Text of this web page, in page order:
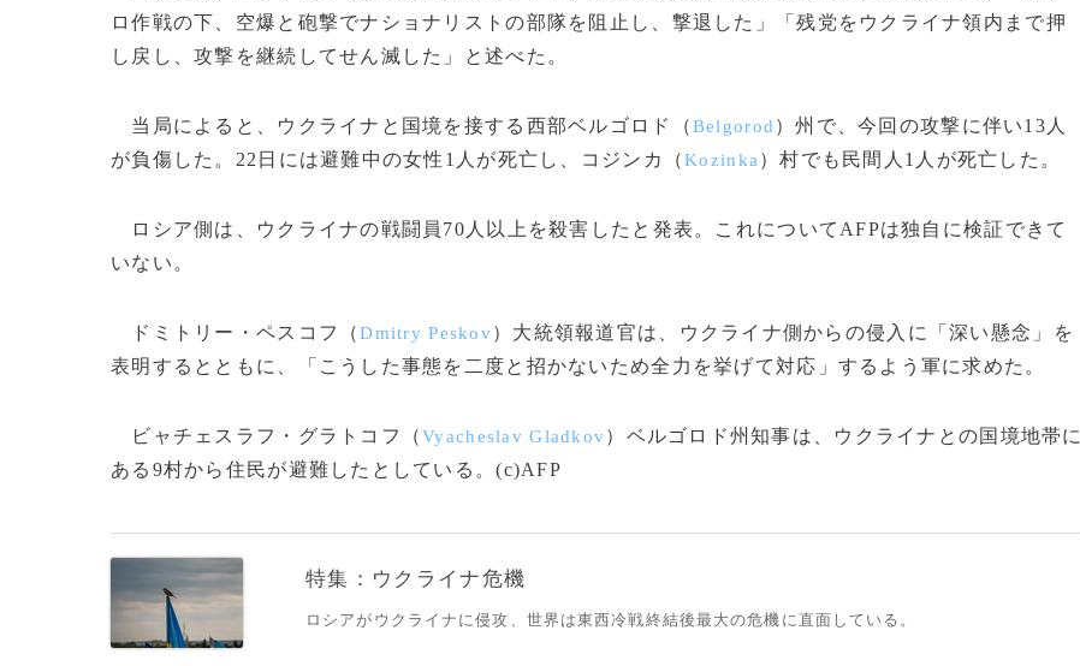
ロ作戦の下、空爆と砲撃でナショナリストの部隊を阻止し、撃退した」「残党をウクライナ領内まで押
し戻し、攻撃を継続してせん滅した」と述べた。
当局によると、ウクライナと国境を接する西部ベルゴロド（Belgorod ）州で、今回の攻撃に伴い13人
が負傷した。22日には避難中の女性1人が死亡し、コジンカ（Kozinka ）村でも民間人1人が死亡した。
ロシア側は、ウクライナの戦闘員70人以上を殺害したと発表。これについてAFPは独自に検証できて
いない。
ドミトリー・ペスコフ（Dmitry Peskov）大統領報道官は、ウクライナ側からの侵入に「深い懸念」を
表明するとともに、「こうした事態を二度と招かないため全力を挙げて対応」するよう軍に求めた。
ビャチェスラフ・グラトコフ（Vyacheslav Gladkov）ベルゴロド州知事は、ウクライナとの国境地帯に
ある9村から住民が避難したとしている。(c)AFP
特集：ウクライナ危機
ロシアがウクライナに侵攻、世界は東西冷戦終結後最大の危機に直面している。